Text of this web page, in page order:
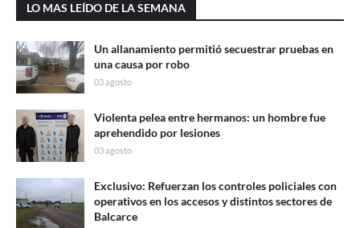
LO MAS LEÍDO DE LA SEMANA
Un allanamiento permitió secuestrar pruebas en
una causa por robo
03 agosto
Violenta pelea entre hermanos: un hombre fue
aprehendido por lesiones
03 agosto
Exclusivo: Refuerzan los controles policiales con
operativos en los accesos y distintos sectores de
Balcarce